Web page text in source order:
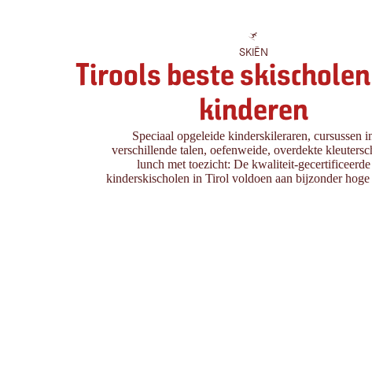
SKIËN
Tirools beste
kinderen
Speciaal opgeleide kinderskileraren, cursussen
verschillende talen, oefenweide, overdekte
lunch met toezicht: De kwaliteit-gecertificeerde
kinderskischolen in Tirol voldoen aan bijzonder hoge